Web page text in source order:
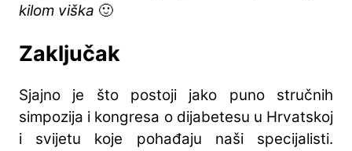
kilom viška 🙂
Zaključak
Sjajno je što postoji jako puno stručnih
simpozija i kongresa o dijabetesu u Hrvatskoj
i svijetu koje pohađaju naši specijalisti.